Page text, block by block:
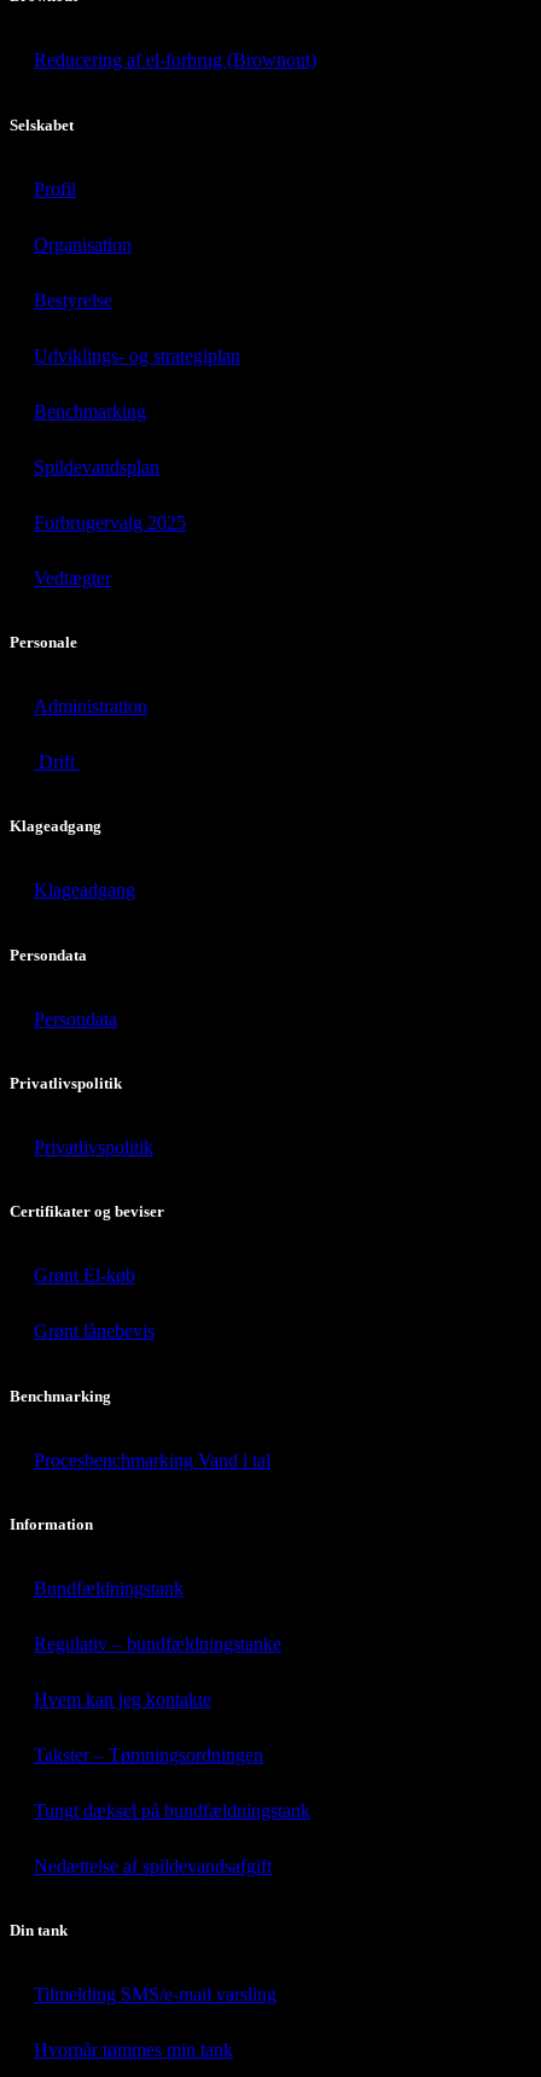
Reducering af el-forbrug (Brownout)
Selskabet
Profil
Organisation
Bestyrelse
Udviklings- og strategiplan
Benchmarking
Spildevandsplan
Forbrugervalg 2025
Vedtægter
Personale
Administration
Drift
Klageadgang
Klageadgang
Persondata
Persondata
Privatlivspolitik
Privatlivspolitik
Certifikater og beviser
Grønt El-køb
Grønt lånebevis
Benchmarking
Procesbenchmarking Vand i tal
Information
Bundfældningstank
Regulativ – bundfældningstanke
Hvem kan jeg kontakte
Takster – Tømningsordningen
Tungt dæksel på bundfældningstank
Nedættelse af spildevandsafgift
Din tank
Tilmelding SMS/e-mail varsling
Hvornår tømmes min tank